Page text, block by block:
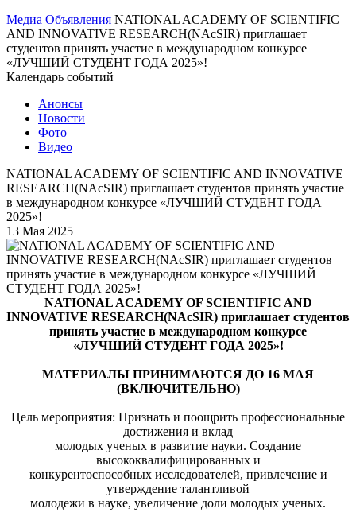
Медиа Объявления NATIONAL ACADEMY OF SCIENTIFIC
AND INNOVATIVE RESEARCH(NAcSIR) приглашает
студентов принять участие в международном конкурсе
«ЛУЧШИЙ СТУДЕНТ ГОДА 2025»!
Календарь событий
Анонсы
Новости
Фото
Видео
NATIONAL ACADEMY OF SCIENTIFIC AND INNOVATIVE
RESEARCH(NAcSIR) приглашает студентов принять участие
в международном конкурсе «ЛУЧШИЙ СТУДЕНТ ГОДА
2025»!
13 Мая 2025
NATIONAL ACADEMY OF SCIENTIFIC AND
INNOVATIVE RESEARCH(NAcSIR) приглашает студентов
принять участие в международном конкурсе
«ЛУЧШИЙ СТУДЕНТ ГОДА 2025»!
МАТЕРИАЛЫ ПРИНИМАЮТСЯ ДО 16 МАЯ
(ВКЛЮЧИТЕЛЬНО)
Цель мероприятия: Признать и поощрить профессиональные
достижения и вклад
молодых ученых в развитие науки. Создание
высококвалифицированных и
конкурентоспособных исследователей, привлечение и
утверждение талантливой
молодежи в науке, увеличение доли молодых ученых.